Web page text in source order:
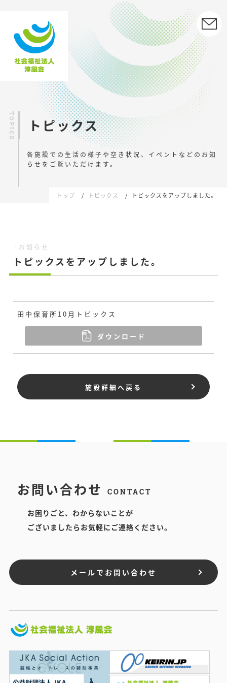
トピックス
各施設での生活の様子や空き状況、イベントなどの お知
らせをご覧いただけます。
トップ トピックス トピックスをアップしました。
お知らせ
トピックスをアップしました。
田中保育所10月トピックス
ダウンロード
施設詳細へ戻る
お問い合わせ CONTACT
お困りごと、わからないことが
ございましたらお気軽にご連絡ください。
メールでお問い合わせ